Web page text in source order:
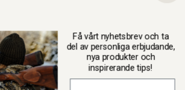
SWEDTEAM AB
ValutaSverige (SEK kr)
Få vårt nyhetsbrev och ta
del av personliga erbjudande,
nya produkter och
inspirerande tips!